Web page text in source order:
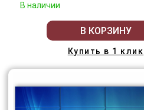
В наличии
В КОРЗИНУ
Купить в 1 клик